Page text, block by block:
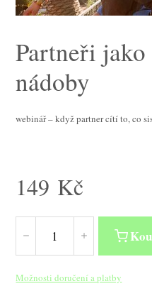
Partneři jako
nádoby
webinář – když partner cítí to, co
149 Kč
Možnosti doručení a platby